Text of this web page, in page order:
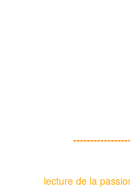
lecture de la